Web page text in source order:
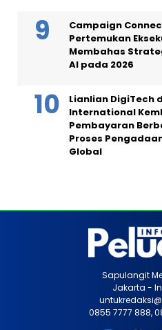
Campaign
Pertemukan
Membahas
AI pada 2026
Lianlian DigiTech
International
Pembayaran
Proses
Global
Sapulangit
Jakarta -
0855 7777 888,